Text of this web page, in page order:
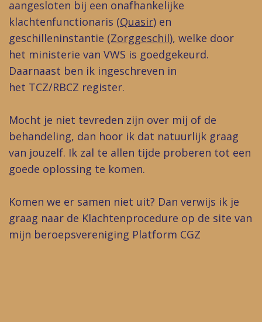
aangesloten bij een onafhankelijke
klachtenfunctionaris (Quasir) en
geschilleninstantie (Zorggeschil), welke door
het ministerie van VWS is goedgekeurd.
Daarnaast ben ik ingeschreven in
het TCZ/RBCZ register.
Mocht je niet tevreden zijn over mij of de
behandeling, dan hoor ik dat natuurlijk graag
van jouzelf. Ik zal te allen tijde proberen tot een
goede oplossing te komen.
​Komen we er samen niet uit? Dan verwijs ik je
graag naar de Klachtenprocedure op de site van
mijn beroepsvereniging Platform CGZ